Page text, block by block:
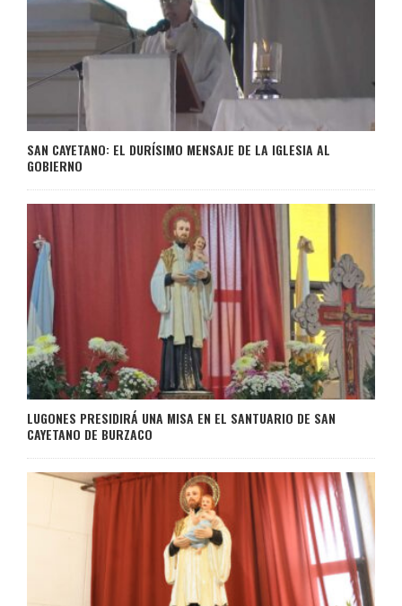
SAN CAYETANO: EL DURÍSIMO MENSAJE DE LA IGLESIA AL
GOBIERNO
LUGONES PRESIDIRÁ UNA MISA EN EL SANTUARIO DE SAN
CAYETANO DE BURZACO